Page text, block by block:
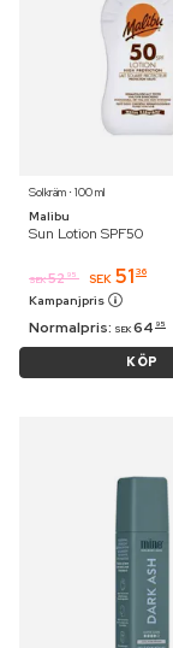
Solkräm ⋅ 100 ml
Malibu
Sun Lotion SPF50
SEK 52 95 SEK 51 36
Kampanjpris
Normalpris: SEK 64 95
KÖP